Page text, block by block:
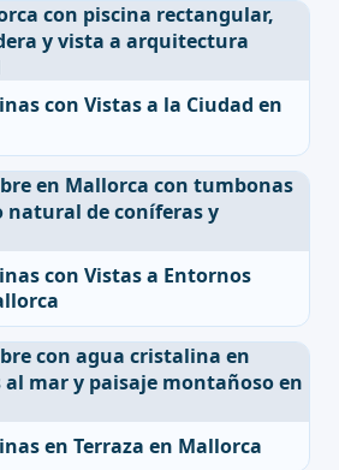
con Vistas a la Ciudad en
con Vistas a Entornos
en Terraza en Mallorca